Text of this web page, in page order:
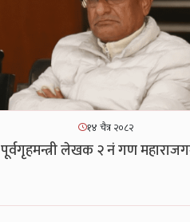
१४ चैत्र २०८२
पूर्वगृहमन्त्री लेखक २ नं गण